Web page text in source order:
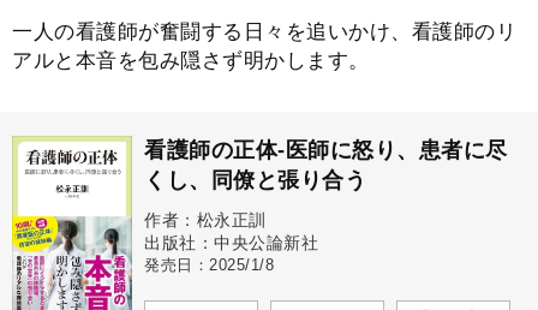
一人の看護師が奮闘する日々を追いかけ、看護師のリ
アルと本音を包み隠さず明かします。
看護師の正体-医師に怒り、患者に尽
くし、同僚と張り合う
作者：松永正訓
出版社：中央公論新社
発売日：2025/1/8